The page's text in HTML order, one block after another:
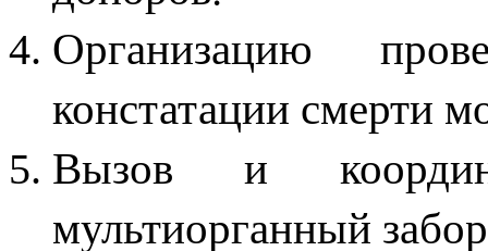
Организацию
констатации смерти
Вызов и
мультиорганный